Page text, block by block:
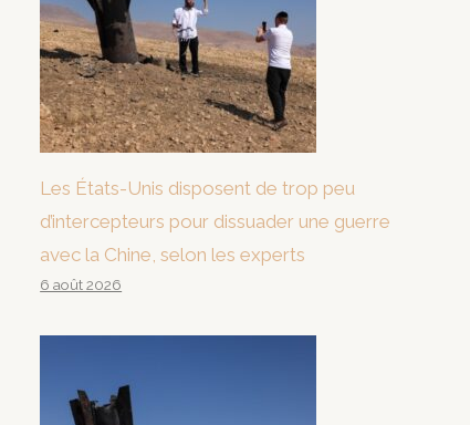
Les États-Unis disposent de trop peu
d’intercepteurs pour dissuader une guerre
avec la Chine, selon les experts
6 août 2026